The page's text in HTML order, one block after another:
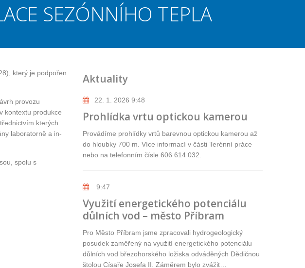
SEZÓNNÍHO TEPLA
který je podpořen
provozu
kontextu produkce
kterých
laboratorně a in-
spolu s
Aktuality
22. 1. 2026 9:48
Prohlídka vrtu optickou kamerou
Provádíme prohlídky vrtů barevnou optickou kamerou až
do hloubky 700 m. Více informací v části Terénní práce
nebo na telefonním čísle 606 614 032.
9:47
Využití energetického potenciálu
důlních vod – město Příbram
Pro Město Příbram jsme zpracovali hydrogeologický
posudek zaměřený na využití energetického potenciálu
důlních vod březohorského ložiska odváděných Dědičnou
štolou Císaře Josefa II. Záměrem bylo zvážit…